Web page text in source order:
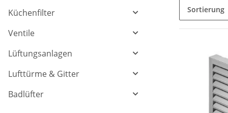
Sortierung
Küchenfilter
Ventile
Lüftungsanlagen
Lufttürme & Gitter
Badlüfter